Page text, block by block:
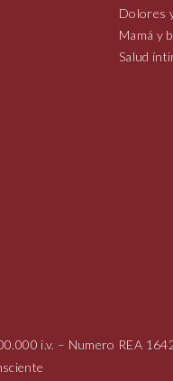
Dolores
Mamá y
Salud
i.v. – Numero REA